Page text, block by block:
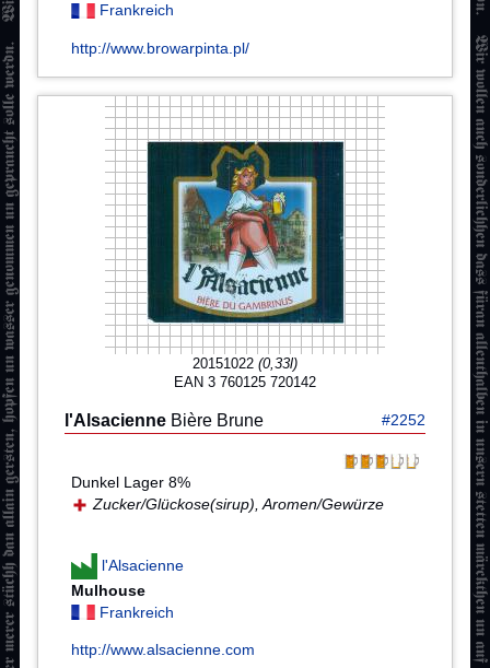
Frankreich
http://www.browarpinta.pl/
20151022 (0,33l)
EAN 3 760125 720142
l'Alsacienne Bière Brune #2252
Dunkel Lager 8%
Zucker/Glückose(sirup), Aromen/Gewürze
l'Alsacienne
Mulhouse
Frankreich
http://www.alsacienne.com